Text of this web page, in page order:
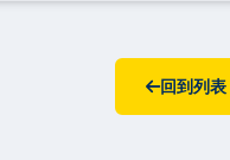
回到列表